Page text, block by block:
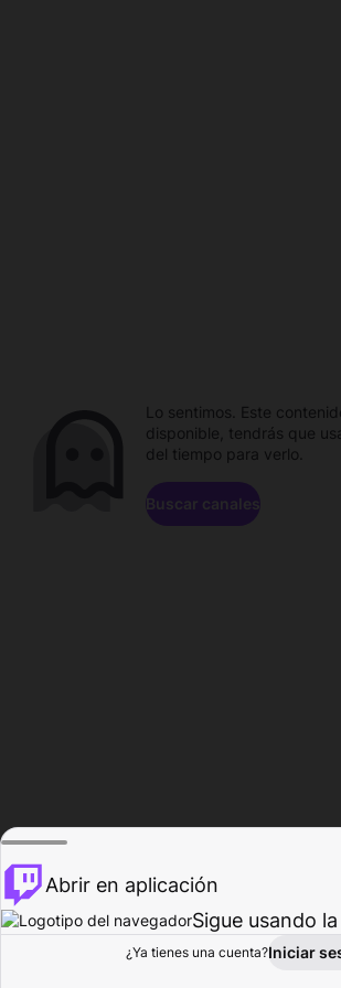
Explorar Actividad
Lo sentimos. Este
disponible, tendrás que
del tiempo para verlo.
Buscar canales
Abrir en aplicación
Sigue usando
¿Ya tienes una cuenta?Iniciar